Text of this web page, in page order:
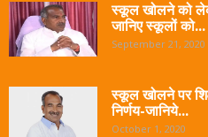
स्कूल खोलने को
जानिए स्कूलों को...
September 21, 2020
स्कूल खोलने पर
निर्णय-जानिये...
October 1, 2020